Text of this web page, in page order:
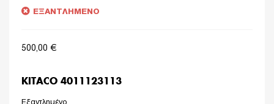
ΕΞΑΝΤΛΗΜΈΝΟ
500,00 €
KITACO 4011123113